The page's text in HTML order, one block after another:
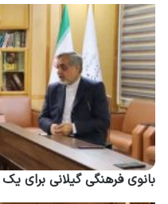
بانوی فرهنگی گیلانی برای